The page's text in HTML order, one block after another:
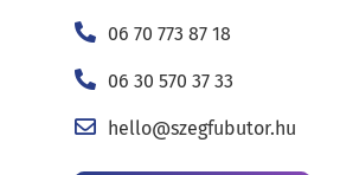
06 70 773 87 18
06 30 570 37 33
hello@szegfubutor.hu